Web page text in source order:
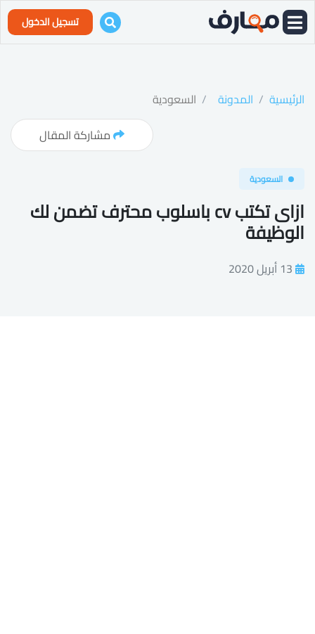
تسجيل الدخول
الرئيسية المدونة
السعودية
مشاركة المقال
السعودية
ازاى تكتب cv باسلوب محترف تضمن لك
الوظيفة
13 أبريل 2020